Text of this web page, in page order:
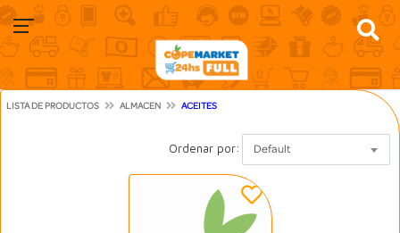
LISTA DE PRODUCTOS ALMACEN ACEITES
Ordenar por: Default